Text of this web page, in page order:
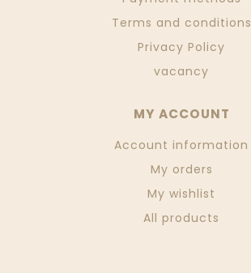
Terms and conditions
Privacy Policy
vacancy
MY ACCOUNT
Account information
My orders
My wishlist
All products